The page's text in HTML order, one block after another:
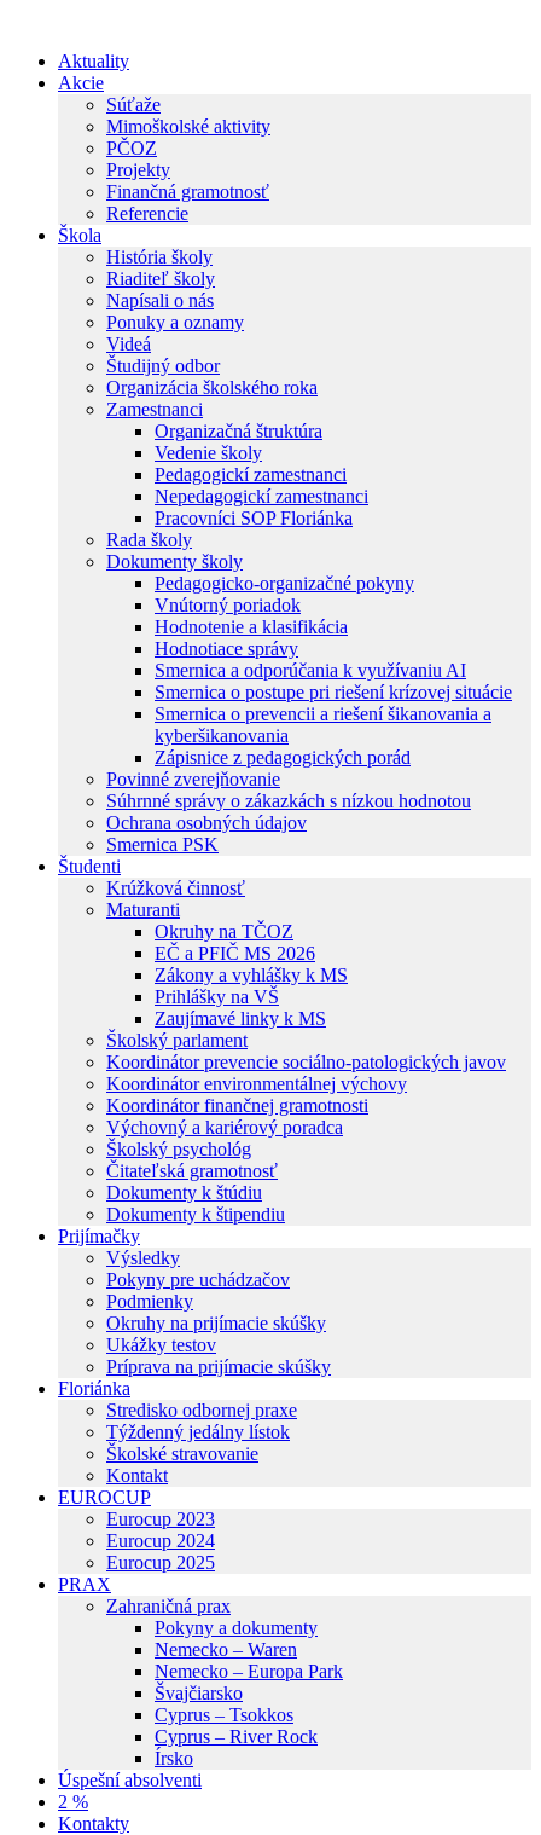
obsah
Aktuality
Akcie
Súťaže
Mimoškolské aktivity
PČOZ
Projekty
Finančná gramotnosť
Referencie
Škola
História školy
Riaditeľ školy
Napísali o nás
Ponuky a oznamy
Videá
Študijný odbor
Organizácia školského roka
Zamestnanci
Organizačná štruktúra
Vedenie školy
Pedagogickí zamestnanci
Nepedagogickí zamestnanci
Pracovníci SOP Floriánka
Rada školy
Dokumenty školy
Pedagogicko-organizačné pokyny
Vnútorný poriadok
Hodnotenie a klasifikácia
Hodnotiace správy
Smernica a odporúčania k využívaniu AI
Smernica o postupe pri riešení krízovej situácie
Smernica o prevencii a riešení šikanovania a
kyberšikanovania
Zápisnice z pedagogických porád
Povinné zverejňovanie
Súhrnné správy o zákazkách s nízkou hodnotou
Ochrana osobných údajov
Smernica PSK
Študenti
Krúžková činnosť
Maturanti
Okruhy na TČOZ
EČ a PFIČ MS 2026
Zákony a vyhlášky k MS
Prihlášky na VŠ
Zaujímavé linky k MS
Školský parlament
Koordinátor prevencie sociálno-patologických javov
Koordinátor environmentálnej výchovy
Koordinátor finančnej gramotnosti
Výchovný a kariérový poradca
Školský psychológ
Čitateľská gramotnosť
Dokumenty k štúdiu
Dokumenty k štipendiu
Prijímačky
Výsledky
Pokyny pre uchádzačov
Podmienky
Okruhy na prijímacie skúšky
Ukážky testov
Príprava na prijímacie skúšky
Floriánka
Stredisko odbornej praxe
Týždenný jedálny lístok
Školské stravovanie
Kontakt
EUROCUP
Eurocup 2023
Eurocup 2024
Eurocup 2025
PRAX
Zahraničná prax
Pokyny a dokumenty
Nemecko – Waren
Nemecko – Europa Park
Švajčiarsko
Cyprus – Tsokkos
Cyprus – River Rock
Írsko
Úspešní absolventi
2 %
Kontakty